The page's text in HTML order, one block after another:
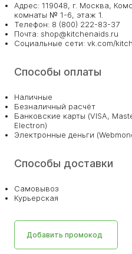
Адрес: 119048, г. Москва,
комнаты № 1-6, этаж 1.
Телефон: 8 (800) 222-83-37
Почта: shop@kitchenaids.ru
Социальные сети: vk.com/
Способы оплаты
Наличные
Безналичный расчёт
Банковские карты (VISA,
Electron)
Электронные деньги
Способы доставки
Самовывоз
Курьерская
Добавить промокод